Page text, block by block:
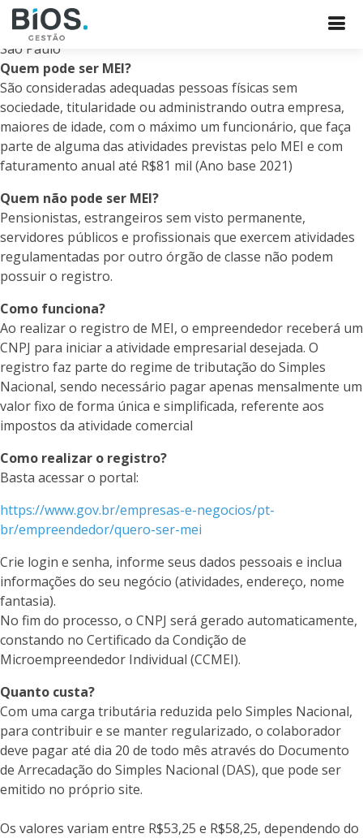
Quem pode ser MEI?
São consideradas adequadas pessoas físicas sem
sociedade, titularidade ou administrando outra empresa,
maiores de idade, com o máximo um funcionário, que faça
parte de alguma das atividades previstas pelo MEI e com
faturamento anual até R$81 mil (Ano base 2021)
Quem não pode ser MEI?
Pensionistas, estrangeiros sem visto permanente,
servidores públicos e profissionais que exercem atividades
regulamentadas por outro órgão de classe não podem
possuir o registro.
Como funciona?
Ao realizar o registro de MEI, o empreendedor receberá um
CNPJ para iniciar a atividade empresarial desejada. O
registro faz parte do regime de tributação do Simples
Nacional, sendo necessário pagar apenas mensalmente um
valor fixo de forma única e simplificada, referente aos
impostos da atividade comercial
Como realizar o registro?
Basta acessar o portal:
https://www.gov.br/empresas-e-negocios/pt-
br/empreendedor/quero-ser-mei
Crie login e senha, informe seus dados pessoais e inclua
informações do seu negócio (atividades, endereço, nome
fantasia).
No fim do processo, o CNPJ será gerado automaticamente,
constando no Certificado da Condição de
Microempreendedor Individual (CCMEI).
Quanto custa?
Com uma carga tributária reduzida pelo Simples Nacional,
para contribuir e se manter regularizado, o colaborador
deve pagar até dia 20 de todo mês através do Documento
de Arrecadação do Simples Nacional (DAS), que pode ser
emitido no próprio site.
Os valores variam entre R$53,25 e R$58,25, dependendo do